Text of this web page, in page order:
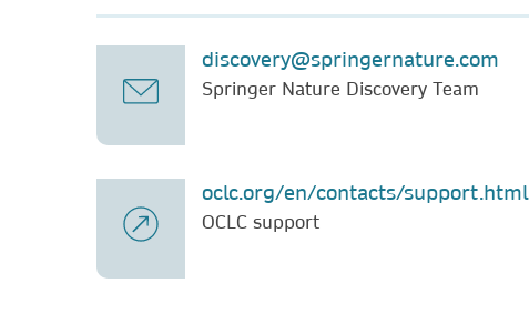
discovery@springernature.com
Springer Nature Discovery Team
oclc.org/en/contacts/support.html
OCLC support